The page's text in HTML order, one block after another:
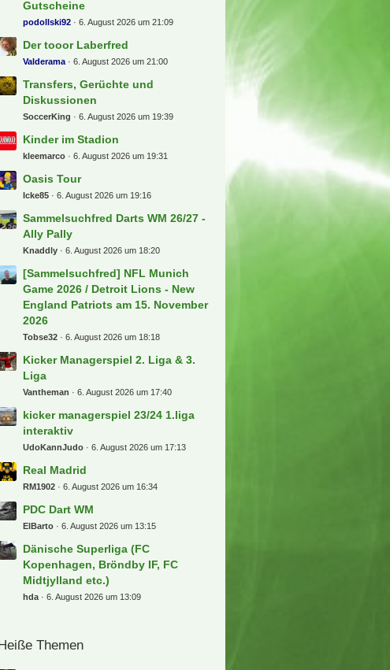
fabian17 6. August 2026 um 22:37
Sh1v0r 6. August 2026 um 22:21
Düsseldorf, 10.07.2027 -
ERLEDIGT
Schockse 6. August 2026 um 21:50
Sportclub Verl
Kartograph 6. August 2026 um 21:28
Der "Deutsche - Bahn - Sparfred"
Aktionen und Gutscheine
8Prozent 6. August 2026 um 21:28
Alles rund um die Regionalliga
NORD-OST
Cemko92 6. August 2026 um 21:26
Der Biete und Suche "Deutsche -
Bahn - Sparfred" Aktionen und
Gutscheine
podollski92 6. August 2026 um 21:09
Der tooor Laberfred
Valderama
Diskussionen
SoccerKing
kleemarco 6. August 2026 um 19:31
Icke85 6. August 2026 um 19:16
Ally Pally
Knaddly 6. August 2026 um 18:20
[Sammelsuchfred] NFL Munich
2026